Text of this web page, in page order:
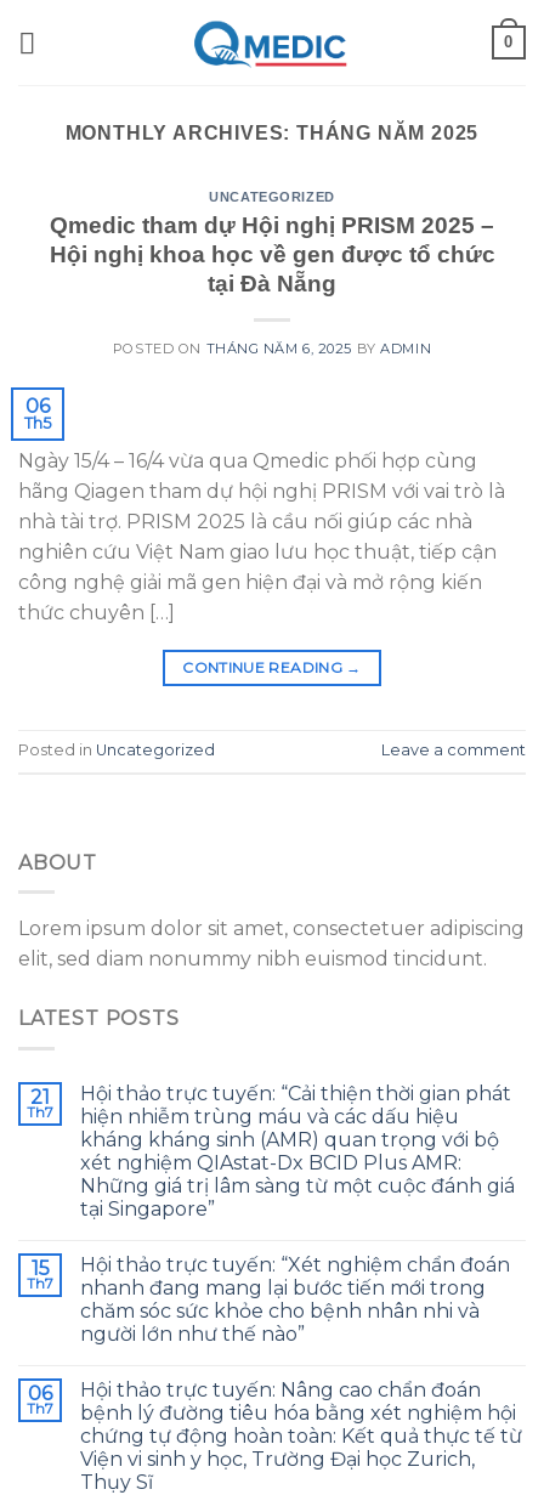
0
MONTHLY ARCHIVES:THÁNG NĂM 2025
UNCATEGORIZED
Qmedic tham dự Hội nghị PRISM 2025 –
Hội nghị khoa học về gen được tổ chức
tại Đà Nẵng
POSTED ON THÁNG NĂM 6, 2025 BYADMIN
06
Th5
Ngày 15/4 – 16/4 vừa qua Qmedic phối hợp cùng
hãng Qiagen tham dự hội nghị PRISM với vai trò là
nhà tài trợ. PRISM 2025 là cầu nối giúp các nhà
nghiên cứu Việt Nam giao lưu học thuật, tiếp cận
công nghệ giải mã gen hiện đại và mở rộng kiến
thức chuyên […]
CONTINUE READING →
Posted in Uncategorized Leave a comment
ABOUT
Lorem ipsum dolor sit amet, consectetuer adipiscing
elit, sed diam nonummy nibh euismod tincidunt.
LATEST POSTS
21
Th7
Hội thảo trực tuyến: “Cải thiện thời gian phát
hiện nhiễm trùng máu và các dấu hiệu
kháng kháng sinh (AMR) quan trọng với bộ
xét nghiệm QIAstat-Dx BCID Plus AMR:
Những giá trị lâm sàng từ một cuộc đánh giá
tại Singapore”
15
Th7
Hội thảo trực tuyến: “Xét nghiệm chẩn đoán
nhanh đang mang lại bước tiến mới trong
chăm sóc sức khỏe cho bệnh nhân nhi và
người lớn như thế nào”
06
Th7
Hội thảo trực tuyến: Nâng cao chẩn đoán
bệnh lý đường tiêu hóa bằng xét nghiệm hội
chứng tự động hoàn toàn: Kết quả thực tế từ
Viện vi sinh y học, Trường Đại học Zurich,
Thụy Sĩ